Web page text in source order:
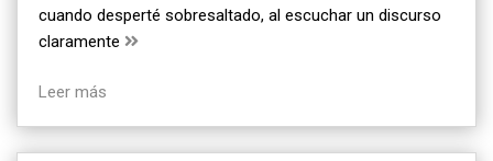
cuando desperté sobresaltado, al escuchar un discurso
claramente
Leer más